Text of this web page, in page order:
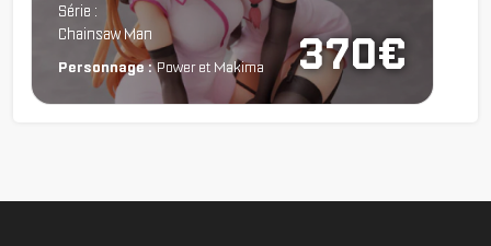
370€
Série :
Chainsaw Man
Personnage : Power et Makima